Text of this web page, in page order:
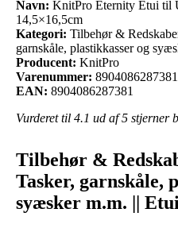
Navn: KnitPro Eternity Etui til
14,5×16,5cm
Kategori: Tilbehør &
garnskåle, plastikkasser og
Producent: KnitPro
Varenummer: 8904086287381
EAN: 8904086287381
Vurderet til 4.1 ud af 5 stjerner
Tilbehør &
Tasker, garnskåle,
syæsker m.m. ||